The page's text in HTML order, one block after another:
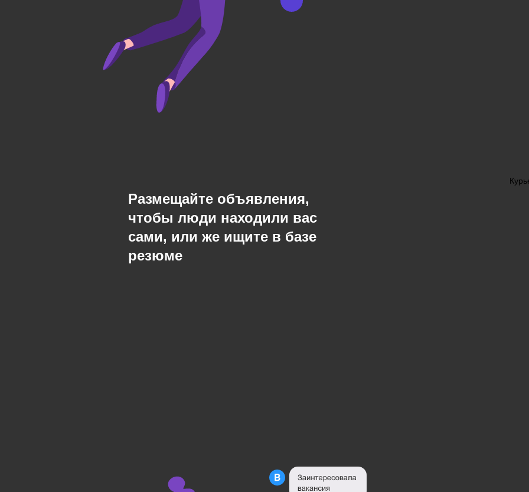
Размещайте объявления,
чтобы люди находили вас
сами, или же ищите в базе
резюме